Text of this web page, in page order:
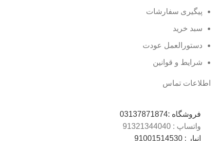
پیگیری سفارشات
سبد خرید
دستورالعمل عودت
شرایط و قوانین
اطلاعات تماس
فروشگاه :03137871874
واتساپ : 0
9132134404
انبار : 0
9100151453